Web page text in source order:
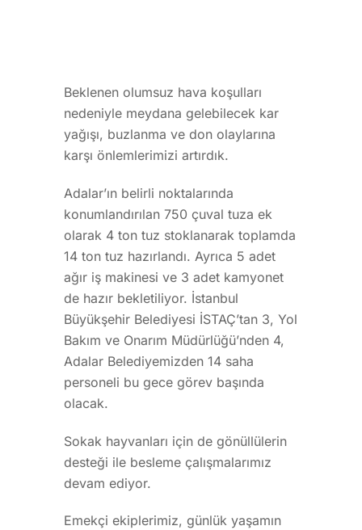
Beklenen olumsuz hava koşulları
nedeniyle meydana gelebilecek kar
yağışı, buzlanma ve don olaylarına
karşı önlemlerimizi artırdık.
Adalar’ın belirli noktalarında
konumlandırılan 750 çuval tuza ek
olarak 4 ton tuz stoklanarak toplamda
14 ton tuz hazırlandı. Ayrıca 5 adet
ağır iş makinesi ve 3 adet kamyonet
de hazır bekletiliyor. İstanbul
Büyükşehir Belediyesi İSTAÇ’tan 3, Yol
Bakım ve Onarım Müdürlüğü’nden 4,
Adalar Belediyemizden 14 saha
personeli bu gece görev başında
olacak.
Sokak hayvanları için de gönüllülerin
desteği ile besleme çalışmalarımız
devam ediyor.
Emekçi ekiplerimiz, günlük yaşamın